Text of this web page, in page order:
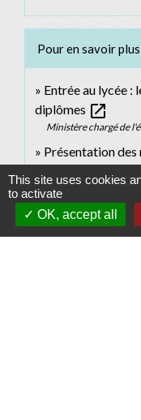
Pour en savoir plus
Entrée au lycée
diplômes open_in_new
Ministère chargé de
Présentation
open_in_new
Union nationale des
This site uses cookies
to activate
OK, accept all